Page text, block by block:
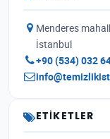
Menderes
İstanbul
+90 (534) 032
ETIKETLER